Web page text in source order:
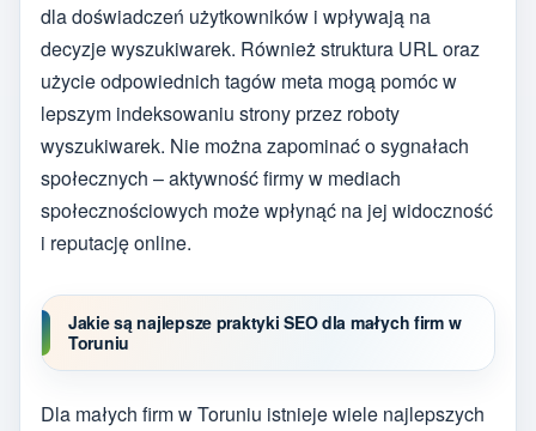
dla doświadczeń użytkowników i wpływają na
decyzje wyszukiwarek. Również struktura URL oraz
użycie odpowiednich tagów meta mogą pomóc w
lepszym indeksowaniu strony przez roboty
wyszukiwarek. Nie można zapominać o sygnałach
społecznych – aktywność firmy w mediach
społecznościowych może wpłynąć na jej widoczność
i reputację online.
Jakie są najlepsze praktyki SEO dla małych firm w
Toruniu
Dla małych firm w Toruniu istnieje wiele najlepszych